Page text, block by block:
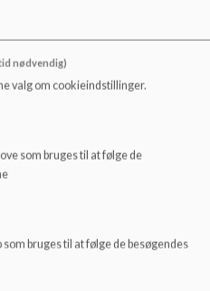
vi vores viden i
Derfor er dagens
timerne kan udnyttes
er to lærere
som "ekstra nørder"
nødvendig)
valg om cookieindstillinger.
som bruges til at følge de
bruges til at følge de besøgendes